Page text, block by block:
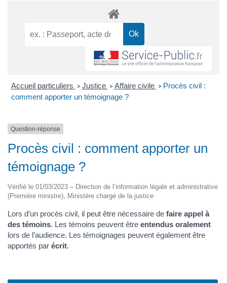
Accueil particuliers > Justice > Affaire civile > Procès civil :
comment apporter un témoignage ?
Question-réponse
Procès civil : comment apporter un
témoignage ?
Vérifié le 01/03/2023 – Direction de l’information légale et administrative
(Première ministre), Ministère chargé de la justice
Lors d’un procès civil, il peut être nécessaire de faire appel à
des témoins. Les témoins peuvent être entendus oralement
lors de l’audience. Les témoignages peuvent également être
apportés par écrit.